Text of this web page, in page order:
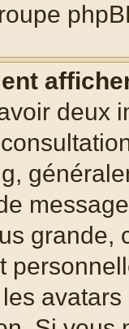
deux
grande,
les